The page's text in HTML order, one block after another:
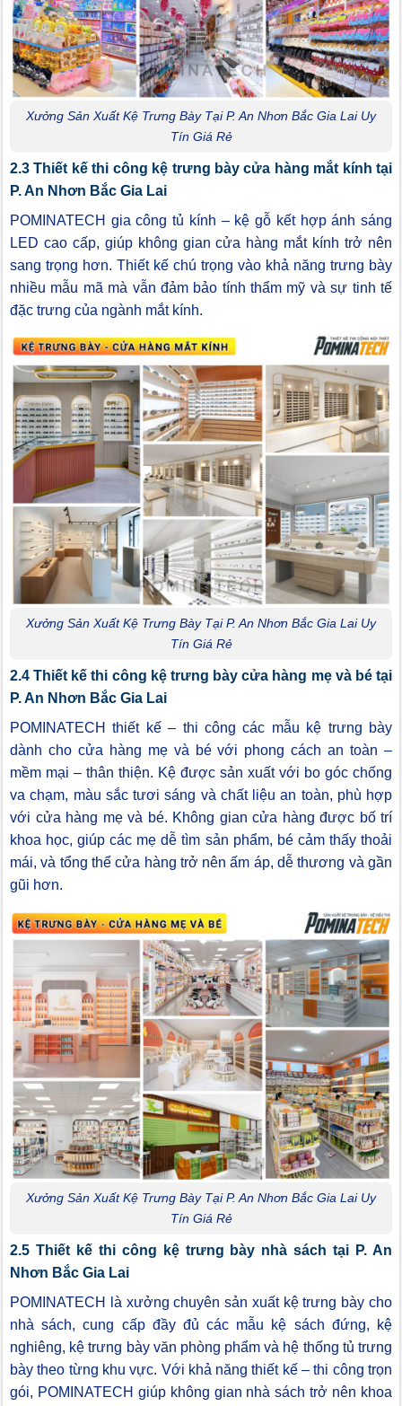
Xưởng Sản Xuất Kệ Trưng Bày Tại P. An Nhơn Bắc Gia Lai Uy
Tín Giá Rẻ
2.3 Thiết kế thi công kệ trưng bày cửa hàng mắt kính tại
P. An Nhơn Bắc Gia Lai
POMINATECH gia công tủ kính – kệ gỗ kết hợp ánh sáng
LED cao cấp, giúp không gian cửa hàng mắt kính trở nên
sang trọng hơn. Thiết kế chú trọng vào khả năng trưng bày
nhiều mẫu mã mà vẫn đảm bảo tính thẩm mỹ và sự tinh tế
đặc trưng của ngành mắt kính.
Xưởng Sản Xuất Kệ Trưng Bày Tại P. An Nhơn Bắc Gia Lai Uy
Tín Giá Rẻ
2.4 Thiết kế thi công kệ trưng bày cửa hàng mẹ và bé tại
P. An Nhơn Bắc Gia Lai
POMINATECH thiết kế – thi công các mẫu kệ trưng bày
dành cho cửa hàng mẹ và bé với phong cách an toàn –
mềm mại – thân thiện. Kệ được sản xuất với bo góc chống
va chạm, màu sắc tươi sáng và chất liệu an toàn, phù hợp
với cửa hàng mẹ và bé. Không gian cửa hàng được bố trí
khoa học, giúp các mẹ dễ tìm sản phẩm, bé cảm thấy thoải
mái, và tổng thể cửa hàng trở nên ấm áp, dễ thương và gần
gũi hơn.
Xưởng Sản Xuất Kệ Trưng Bày Tại P. An Nhơn Bắc Gia Lai Uy
Tín Giá Rẻ
2.5 Thiết kế thi công kệ trưng bày nhà sách tại P. An
Nhơn Bắc Gia Lai
POMINATECH là xưởng chuyên sản xuất kệ trưng bày cho
nhà sách, cung cấp đầy đủ các mẫu kệ sách đứng, kệ
nghiêng, kệ trưng bày văn phòng phẩm và hệ thống tủ trưng
bày theo từng khu vực. Với khả năng thiết kế – thi công trọn
gói, POMINATECH giúp không gian nhà sách trở nên khoa